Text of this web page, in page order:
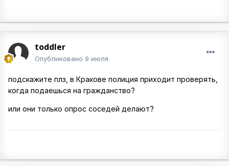
toddler
Опубликовано 9 июля
подскажите плз, в Кракове полиция приходит проверять,
когда подаешься на гражданство?
или они только опрос соседей делают?